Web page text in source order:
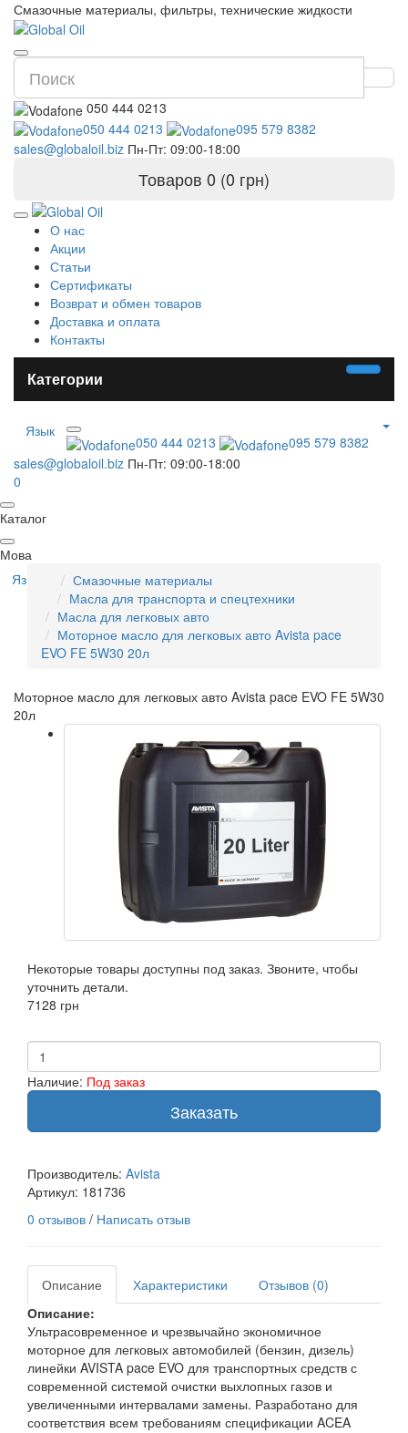
Смазочные материалы, фильтры, технические жидкости
050 444 0213
050 444 0213
095 579 8382
sales@globaloil.biz Пн-Пт: 09:00-18:00
Товаров 0 (0 грн)
О нас
Акции
Статьи
Сертификаты
Возврат и обмен товаров
Доставка и оплата
Контакты
Категории
Язык
050 444 0213
095 579 8382
sales@globaloil.biz Пн-Пт: 09:00-18:00
0
Каталог
Мова
Язык
Смазочные материалы
Масла для транспорта и спецтехники
Масла для легковых авто
Моторное масло для легковых авто Avista pace
EVO FE 5W30 20л
Моторное масло для легковых авто Avista pace EVO FE 5W30
20л
Некоторые товары доступны под заказ. Звоните, чтобы
уточнить детали.
7128 грн
Наличие: Под заказ
Заказать
Производитель: Avista
Артикул: 181736
0 отзывов / Написать отзыв
Описание Характеристики
Отзывов (0)
Описание:
Ультрасовременное и чрезвычайно экономичное
моторное для легковых автомобилей (бензин, дизель)
линейки AVISTA pace EVO для транспортных средств с
современной системой очистки выхлопных газов и
увеличенными интервалами замены. Разработано для
соответствия всем требованиям спецификации ACEA